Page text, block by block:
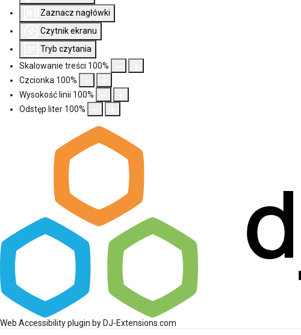
Zaznacz nagłówki
Czytnik ekranu
Tryb czytania
Skalowanie treści 100%
Czcionka 100%
Wysokość linii 100%
Odstęp liter 100%
Web Accessibility plugin by DJ-Extensions.com